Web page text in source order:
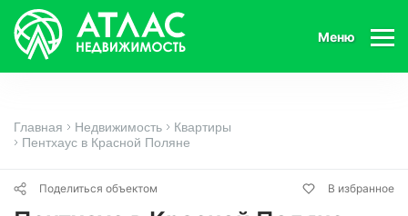
Меню
Главная Недвижимость
Квартиры
Пентхаус в Красной Поляне
Поделиться объектом В избранное